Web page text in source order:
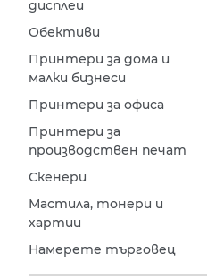
дисплеи
Обективи
Принтери за дома и
малки бизнеси
Принтери за офиса
Принтери за
производствен печат
Скенери
Мастила, тонери и
хартии
Намерете търговец